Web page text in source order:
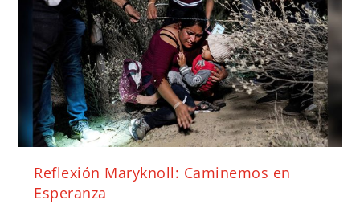
Reflexión Maryknoll: Caminemos en
Esperanza